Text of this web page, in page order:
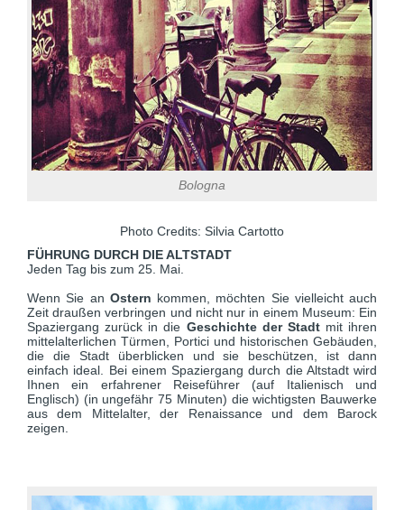
Bologna
Photo Credits: Silvia Cartotto
FÜHRUNG DURCH DIE ALTSTADT
Jeden Tag bis zum 25. Mai.
Wenn Sie an Ostern kommen, möchten Sie vielleicht auch
Zeit draußen verbringen und nicht nur in einem Museum: Ein
Spaziergang zurück in die Geschichte der Stadtmit ihren
mittelalterlichen Türmen, Portici und historischen Gebäuden,
die die Stadt überblicken und sie beschützen, ist dann
einfach ideal. Bei einem Spaziergang durch die Altstadt wird
Ihnen ein erfahrener Reiseführer (auf Italienisch und
Englisch) (in ungefähr 75 Minuten) die wichtigsten Bauwerke
aus dem Mittelalter, der Renaissance und dem Barock
zeigen.